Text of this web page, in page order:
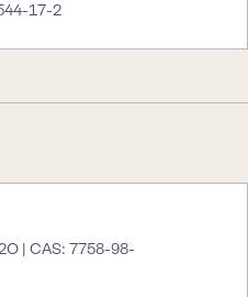
17-2
| CAS: 7758-98-